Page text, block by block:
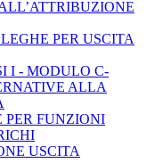
PER USCITA
I - MODULO C-
ALLA
PER FUNZIONI
USCITA